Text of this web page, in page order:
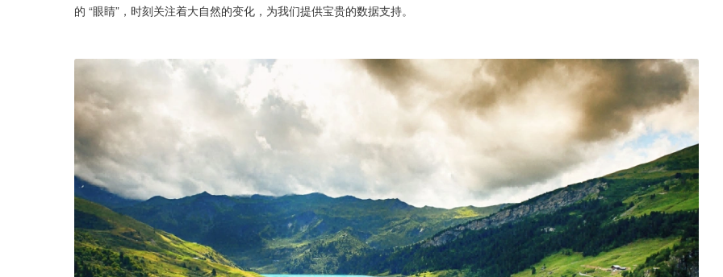
的 “眼睛”，时刻关注着大自然的变化，为我们提供宝贵的数据支持。